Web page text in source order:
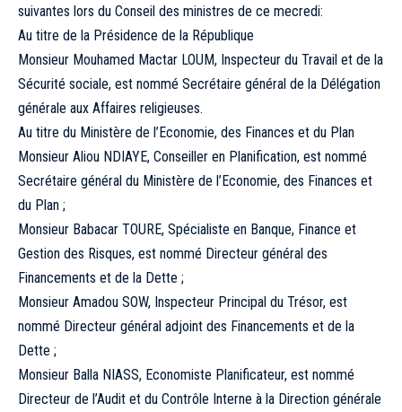
suivantes lors du Conseil des ministres de ce mecredi:
Au titre de la Présidence de la République
Monsieur Mouhamed Mactar LOUM, Inspecteur du Travail et de la
Sécurité sociale, est nommé Secrétaire général de la Délégation
générale aux Affaires religieuses.
Au titre du Ministère de l’Economie, des Finances et du Plan
Monsieur Aliou NDIAYE, Conseiller en Planification, est nommé
Secrétaire général du Ministère de l’Economie, des Finances et
du Plan ;
Monsieur Babacar TOURE, Spécialiste en Banque, Finance et
Gestion des Risques, est nommé Directeur général des
Financements et de la Dette ;
Monsieur Amadou SOW, Inspecteur Principal du Trésor, est
nommé Directeur général adjoint des Financements et de la
Dette ;
Monsieur Balla NIASS, Economiste Planificateur, est nommé
Directeur de l’Audit et du Contrôle Interne à la Direction générale